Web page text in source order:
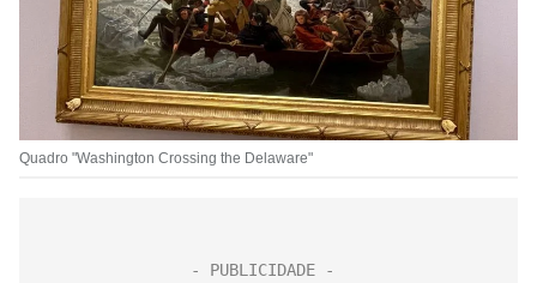
Quadro "Washington Crossing the Delaware"